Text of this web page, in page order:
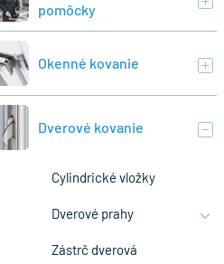
pomôcky
Okenné kovanie
Dverové kovanie
Cylindrické vložky
Dverové prahy
Zástrč dverová